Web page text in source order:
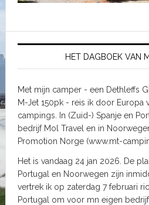
HET DAGBOEK VAN
Met mijn camper - een Dethleffs
M-Jet 150pk - reis ik door Europa
campings. In (Zuid-) Spanje en
bedrijf Mol Travel en in
Promotion Norge (www.mt-
Het is vandaag 24 jan 2026. De
Portugal en Noorwegen zijn
vertrek ik op zaterdag 7 februari
Portugal om voor mn eigen